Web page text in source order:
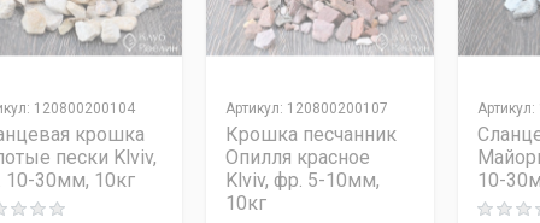
: 120800200104
крошка
пески Klviv,
10-30мм, 10кг
0 out of 5
Артикул: 120800200107
Крошка песчанник
Опилля красное
Klviv, фр. 5-10мм,
10кг
Артикул:
10-
Rating: